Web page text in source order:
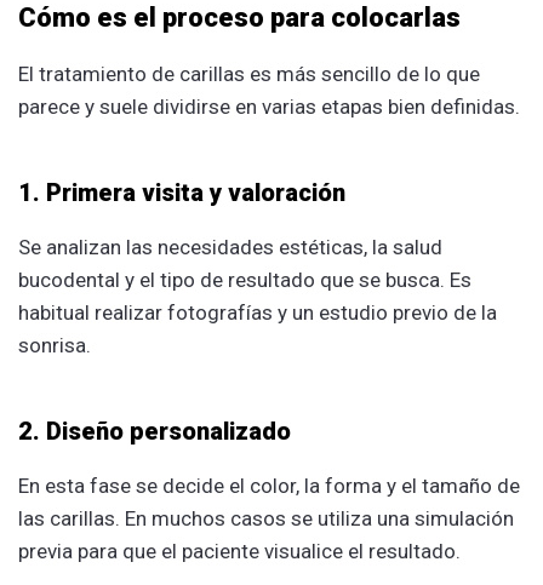
Cómo es el proceso para colocarlas
El tratamiento de carillas es más sencillo de lo que
parece y suele dividirse en varias etapas bien definidas.
1. Primera visita y valoración
Se analizan las necesidades estéticas, la salud
bucodental y el tipo de resultado que se busca. Es
habitual realizar fotografías y un estudio previo de la
sonrisa.
2. Diseño personalizado
En esta fase se decide el color, la forma y el tamaño de
las carillas. En muchos casos se utiliza una simulación
previa para que el paciente visualice el resultado.